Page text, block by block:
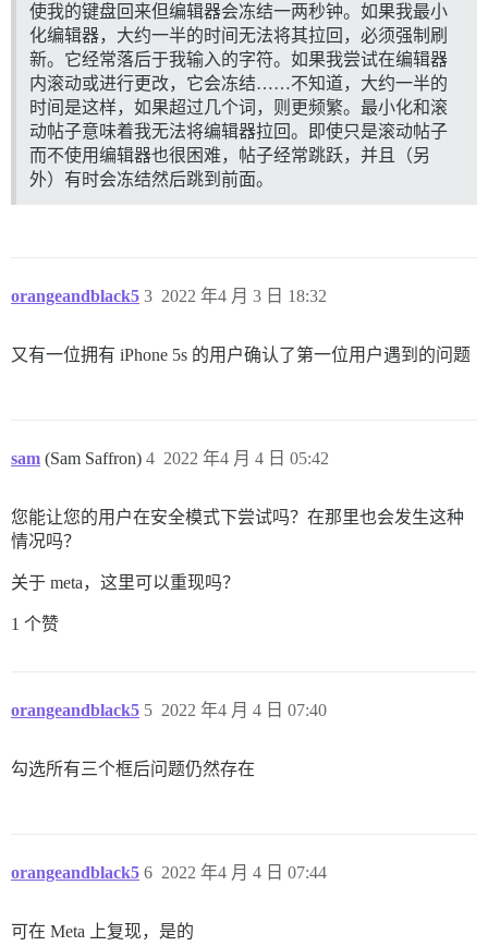
使我的键盘回来但编辑器会冻结一两秒钟。如果我最小
化编辑器，大约一半的时间无法将其拉回，必须强制刷
新。它经常落后于我输入的字符。如果我尝试在编辑器
内滚动或进行更改，它会冻结……不知道，大约一半的
时间是这样，如果超过几个词，则更频繁。最小化和滚
动帖子意味着我无法将编辑器拉回。即使只是滚动帖子
而不使用编辑器也很困难，帖子经常跳跃，并且（另
外）有时会冻结然后跳到前面。
orangeandblack5 2022 年4 月 3 日 18:32
3
又有一位拥有 iPhone 5s 的用户确认了第一位用户遇到的问题
sam (Sam Saffron) 2022 年4 月 4 日 05:42
4
您能让您的用户在安全模式下尝试吗？在那里也会发生这种
情况吗？
关于 meta，这里可以重现吗？
1 个赞
orangeandblack5 2022 年4 月 4 日 07:40
5
勾选所有三个框后问题仍然存在
orangeandblack5 2022 年4 月 4 日 07:44
6
可在 Meta 上复现，是的